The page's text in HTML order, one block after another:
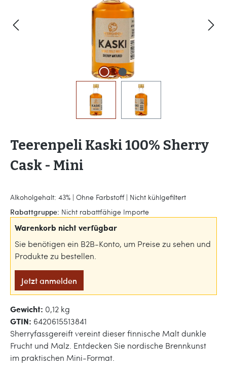
Teerenpeli Kaski 100% Sherry
Cask - Mini
Alkoholgehalt: 43% | Ohne Farbstoff | Nicht kühlgefiltert
Rabattgruppe: Nicht rabattfähige Importe
Warenkorb nicht verfügbar
Sie benötigen ein B2B-Konto, um Preise zu sehen und
Produkte zu bestellen.
Jetzt anmelden
Gewicht: 0,12 kg
GTIN: 6420615513841
Sherryfassgereift vereint dieser finnische Malt dunkle
Frucht und Malz. Entdecken Sie nordische Brennkunst
im praktischen Mini-Format.